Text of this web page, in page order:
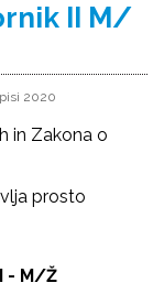
II M/
2020
in Zakona o
prosto
- M/Ž